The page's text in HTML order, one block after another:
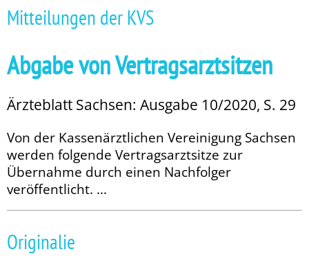
Mitteilungen der KVS
Abgabe von Vertragsarztsitzen
Ärzteblatt Sachsen: Ausgabe 10/2020, S. 29
Von der Kassenärztlichen Vereinigung Sachsen
werden folgende Vertragsarztsitze zur
Übernahme durch einen Nachfolger
veröffentlicht. ...
Originalie